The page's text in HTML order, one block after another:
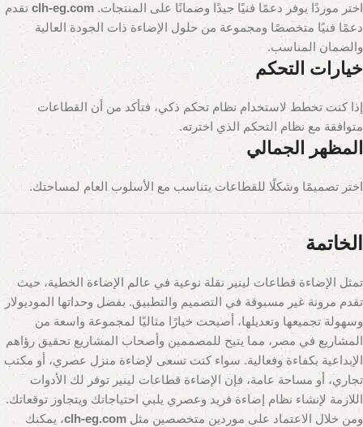
اختر موردًا يوفر دعمًا فنيًا جيدًا وضمانًا على المنتجات. clh-eg.com تقدم
دعمًا فنيًا متخصصًا ومجموعة من حلول الإضاءة ذات الجودة العالية
والضمان المناسب.
خيارات التحكم
إذا كنت تخطط لاستخدام نظام تحكم ذكي، فتأكد من أن القطاعات
متوافقة مع نظام التحكم الذي اخترته.
المظهر الجمالي
اختر تصميمًا وشكلًا للقطاعات يتناسب مع الأسلوب العام لمساحتك.
الخاتمة
تمثل الإضاءة قطاعات لينير نقلة نوعية في عالم الإضاءة الخطية، حيث
تقدم مرونة غير مسبوقة في التصميم والتطبيق. بفضل وحداتها الموديولار
وسهولة تجميعها وتعديلها، أصبحت خيارًا مثاليًا لمجموعة واسعة من
المشاريع في مصر، مما يتيح للمصممين وأصحاب المشاريع تحقيق رؤاهم
الإبداعية بكفاءة وفعالية. سواء كنت تسعى لإضاءة منزل عصري، أو مكتب
تجاري، أو مساحة عامة، فإن الإضاءة قطاعات لينير توفر لك الأدوات
اللازمة لإنشاء نظام إضاءة فريد وعصري يلبي احتياجاتك ويتجاوز توقعاتك.
ومن خلال الاعتماد على موردين متخصصين مثل clh-eg.com، يمكنك